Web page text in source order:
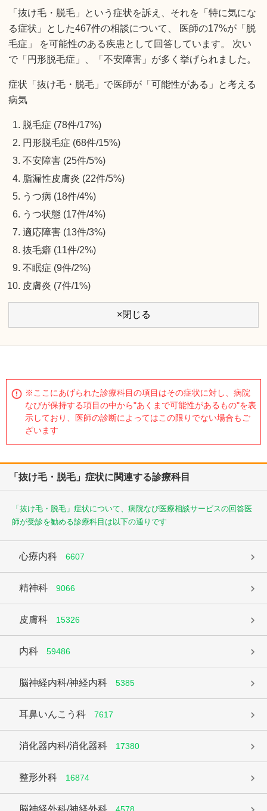
「抜け毛・脱毛」という症状を訴え、それを「特に気にな
る症状」とした467件の相談について、 医師の17%が「脱
毛症」 を可能性のある疾患として回答しています。 次い
で「円形脱毛症」、「不安障害」が多く挙げられました。
症状「抜け毛・脱毛」で医師が「可能性がある」と考える
病気
脱毛症 (78件/17%)
円形脱毛症 (68件/15%)
不安障害 (25件/5%)
脂漏性皮膚炎 (22件/5%)
うつ病 (18件/4%)
うつ状態 (17件/4%)
適応障害 (13件/3%)
抜毛癖 (11件/2%)
不眠症 (9件/2%)
皮膚炎 (7件/1%)
×閉じる
※ここにあげられた診療科目の項目はその症状に対し、病院
なびが保持する項目の中から"あくまで可能性があるもの"を表
示しており、医師の診断によってはこの限りでない場合もご
ざいます
「抜け毛・脱毛」症状に関連する診療科目
「抜け毛・脱毛」症状について、病院なび医療相談サービスの回答医
師が受診を勧める診療科目は以下の通りです
心療内科 6607
精神科 9066
皮膚科 15326
内科 59486
脳神経内科/神経内科 5385
耳鼻いんこう科 7617
消化器内科/消化器科 17380
整形外科 16874
脳神経外科/神経外科